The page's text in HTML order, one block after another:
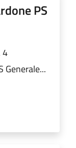
PS
4
Generale...